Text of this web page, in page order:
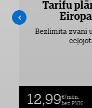
Tarifu
Eiropa
Bezlimita zvani
12,99€/mēn.
bez PVN